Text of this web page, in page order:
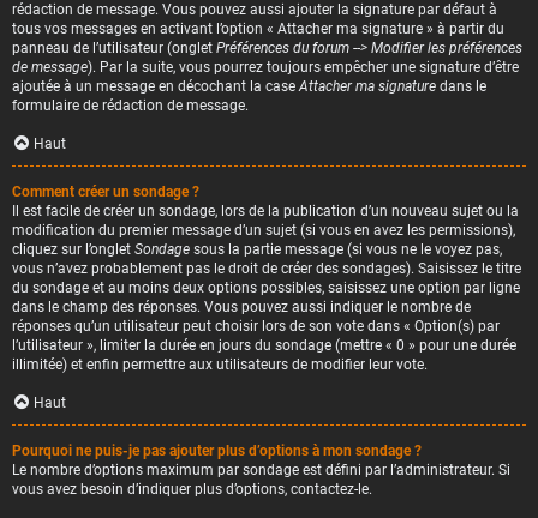
rédaction de message. Vous pouvez aussi ajouter la signature par défaut à
tous vos messages en activant l’option « Attacher ma signature » à partir du
panneau de l’utilisateur (onglet Préférences du forum --> Modifier les préférences
de message). Par la suite, vous pourrez toujours empêcher une signature d’être
ajoutée à un message en décochant la caseAttacher ma signature dans le
formulaire de rédaction de message.
Haut
Comment créer un sondage ?
Il est facile de créer un sondage, lors de la publication d’un nouveau sujet ou la
modification du premier message d’un sujet (si vous en avez les permissions),
cliquez sur l’onglet Sondage sous la partie message (si vous ne le voyez pas,
vous n’avez probablement pas le droit de créer des sondages). Saisissez le titre
du sondage et au moins deux options possibles, saisissez une option par ligne
dans le champ des réponses. Vous pouvez aussi indiquer le nombre de
réponses qu’un utilisateur peut choisir lors de son vote dans « Option(s) par
l’utilisateur », limiter la durée en jours du sondage (mettre « 0 » pour une durée
illimitée) et enfin permettre aux utilisateurs de modifier leur vote.
Haut
Pourquoi ne puis-je pas ajouter plus d’options à mon sondage ?
Le nombre d’options maximum par sondage est défini par l’administrateur. Si
vous avez besoin d’indiquer plus d’options, contactez-le.